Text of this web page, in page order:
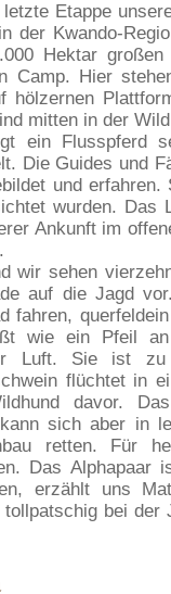
Etappe
der Kwando-
Hektar großen
Camp. Hier
hölzernen
mitten in der
ein Flusspferd
Die Guides und
und erfahren.
wurden. Das
Ankunft im
wir sehen
auf die Jagd
fahren,
wie ein Pfeil
Luft. Sie ist
flüchtet in
davor. Das
sich aber in
retten. Für
Das Alphapaar
erzählt uns
bei der